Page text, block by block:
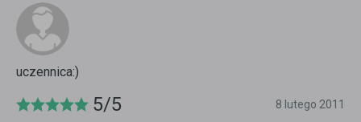
uczennica:)
5/5 8 lutego 2011